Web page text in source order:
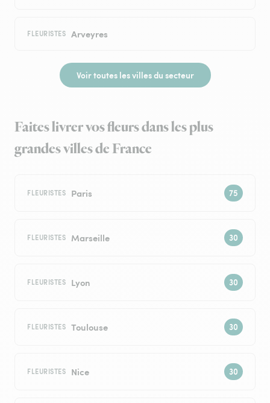
FLEURISTES Arveyres
Voir toutes les villes du secteur
Faites livrer vos fleurs dans les plus
grandes villes de France
FLEURISTES Paris
FLEURISTES Marseille
FLEURISTES Lyon
FLEURISTES Toulouse
FLEURISTES Nice